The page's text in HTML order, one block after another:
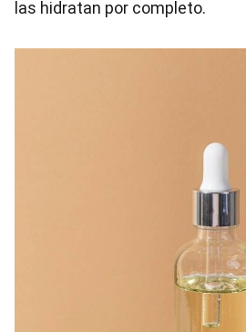
las hidratan por completo.